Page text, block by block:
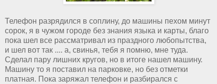
Телефон разрядился в соплину, до машины пехом минут
сорок, я в чужом городе без знания языка и карты, благо
пока шел все рассматривал из праздного любопытства,
и шел вот так .... а, свинья, тебя я помню, мне туда.
Сделал пару лишних кругов, но в итоге нашел машину.
Машину то я поставил на парковке, но без отметки
платная. Пока заряжал телефон и разбирался с